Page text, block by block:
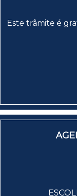
Este trâmite é